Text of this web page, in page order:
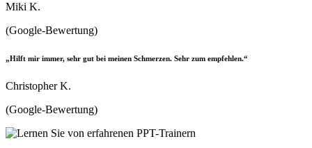
Miki K.
(Google-Bewertung)
„Hilft mir immer, sehr gut bei meinen Schmerzen. Sehr zum empfehlen.“
Christopher K.
(Google-Bewertung)